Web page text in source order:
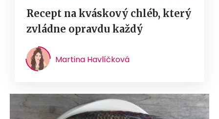
Recept na kváskový chléb, který
zvládne opravdu každý
Martina Havlíčková